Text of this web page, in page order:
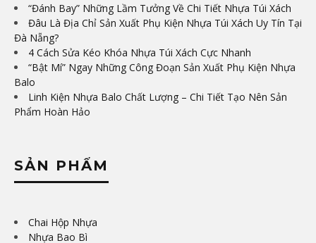
“Đánh Bay” Những Lầm Tưởng Về Chi Tiết Nhựa Túi Xách
Đâu Là Địa Chỉ Sản Xuất Phụ Kiện Nhựa Túi Xách Uy Tín Tại
Đà Nẵng?
4 Cách Sửa Kéo Khóa Nhựa Túi Xách Cực Nhanh
“Bật Mí” Ngay Những Công Đoạn Sản Xuất Phụ Kiện Nhựa
Balo
Linh Kiện Nhựa Balo Chất Lượng – Chi Tiết Tạo Nên Sản
Phẩm Hoàn Hảo
SẢN PHẨM
Chai Hộp Nhựa
Nhựa Bao Bì